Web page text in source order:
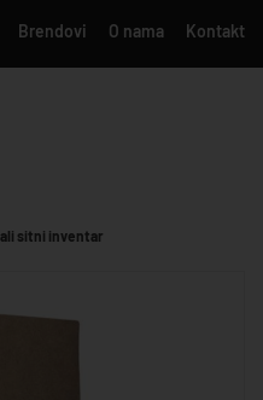
Brendovi O nama Kontakt
sitni inventar